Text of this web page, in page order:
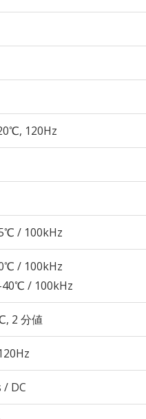
120Hz
/ 100kHz
/ 100kHz
/ 100kHz
2 分値
DC